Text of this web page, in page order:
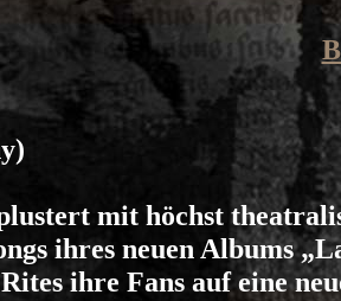
mit höchst
ihres neuen Albums
ihre Fans auf eine